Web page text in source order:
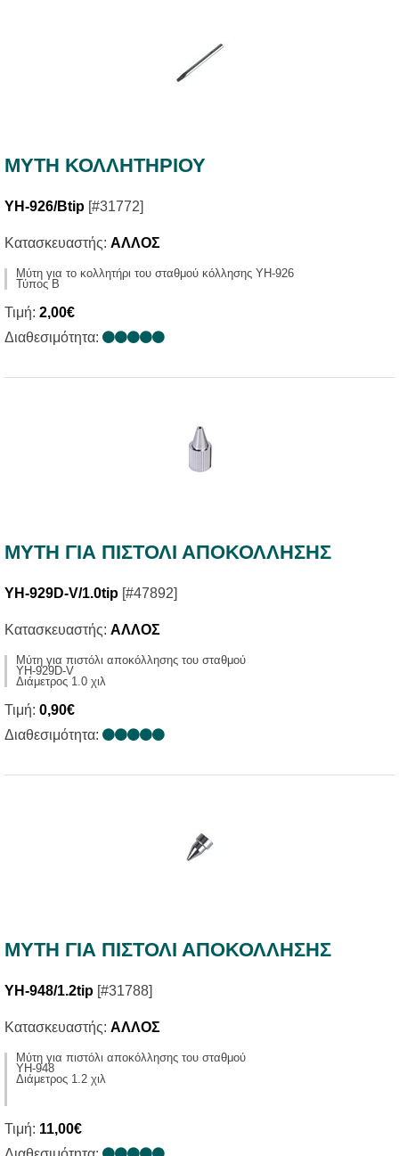
ΜΥΤΗ ΚΟΛΛΗΤΗΡΙΟΥ
YH-926/Btip [#31772]
Κατασκευαστής: ΑΛΛΟΣ
Μύτη για το κολλητήρι του σταθμού κόλλησης YH-926
Τύπος Β
Τιμή: 2,00€
Διαθεσιμότητα:
ΜΥΤΗ ΓΙΑ ΠΙΣΤΟΛΙ ΑΠΟΚΟΛΛΗΣΗΣ
YH-929D-V/1.0tip [#47892]
Κατασκευαστής: ΑΛΛΟΣ
Μύτη για πιστόλι αποκόλλησης του σταθμού
YH-929D-V
Διάμετρος 1.0 χιλ
Τιμή: 0,90€
Διαθεσιμότητα:
ΜΥΤΗ ΓΙΑ ΠΙΣΤΟΛΙ ΑΠΟΚΟΛΛΗΣΗΣ
YH-948/1.2tip [#31788]
Κατασκευαστής: ΑΛΛΟΣ
Μύτη για πιστόλι αποκόλλησης του σταθμού
YH-948
Διάμετρος 1.2 χιλ
Τιμή: 11,00€